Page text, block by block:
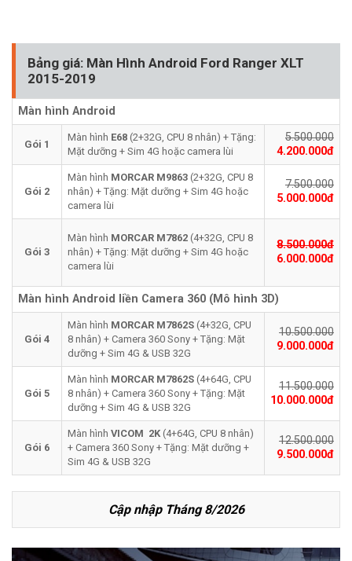
Bảng giá: Màn Hình Android Ford Ranger XLT
2015-2019
Màn hình Android
Gói 1
Màn hình E68 (2+32G, CPU 8 nhân) + Tặng:
Mặt dưỡng + Sim 4G hoặc camera lùi
5.500.000
4.200.000đ
Gói 2
Màn hình MORCAR M9863 (2+32G, CPU 8
nhân) + Tặng: Mặt dưỡng + Sim 4G hoặc
camera lùi
7.500.000
5.000.000đ
Gói 3
Màn hình MORCAR M7862 (4+32G, CPU 8
nhân) + Tặng: Mặt dưỡng + Sim 4G hoặc
camera lùi
8.500.000đ
6.000.000đ
Màn hình Android liền Camera 360 (Mô hình 3D)
Gói 4
Màn hình MORCAR M7862S (4+32G, CPU
8 nhân) + Camera 360 Sony + Tặng: Mặt
dưỡng + Sim 4G & USB 32G
10.500.000
9.000.000đ
Gói 5
Màn hình MORCAR M7862S (4+64G, CPU
8 nhân) + Camera 360 Sony + Tặng: Mặt
dưỡng + Sim 4G & USB 32G
11.500.000
10.000.000đ
Gói 6
Màn hình VICOM 2K (4+64G, CPU 8 nhân)
+ Camera 360 Sony + Tặng: Mặt dưỡng +
Sim 4G & USB 32G
12.500.000
9.500.000đ
Cập nhập Tháng 8/2026